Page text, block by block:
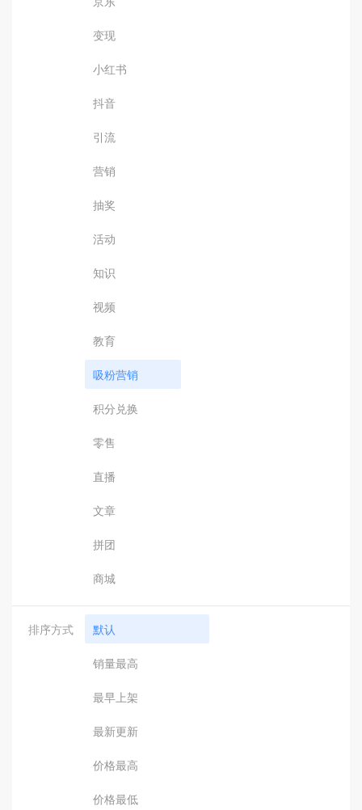
变现
小红书
抖音
引流
营销
抽奖
活动
知识
视频
教育
吸粉营销
积分兑换
零售
直播
文章
拼团
商城
排序方式 默认
销量最高
最早上架
最新更新
价格最高
价格最低